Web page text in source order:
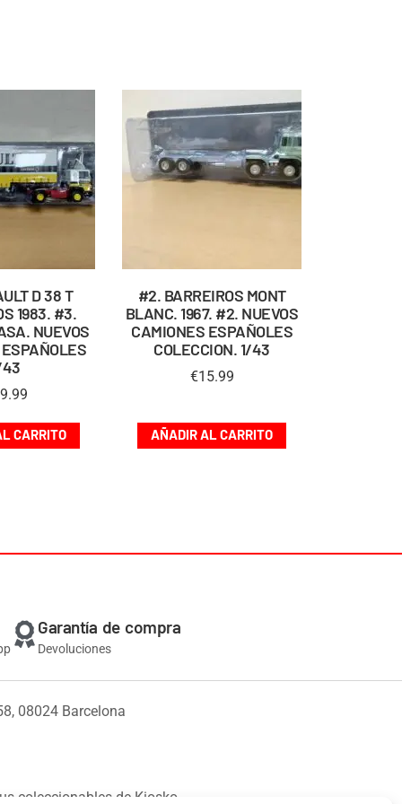
D 38 T
1983. #3.
NUEVOS
CARRITO
#2. BARREIROS MONT
BLANC. 1967. #2. NUEVOS
CAMIONES ESPAÑOLES
COLECCION. 1/43
€15.99
AÑADIR AL CARRITO
Garantía de compra
Devoluciones
08024 Barcelona
coleccionables de Kiosko.